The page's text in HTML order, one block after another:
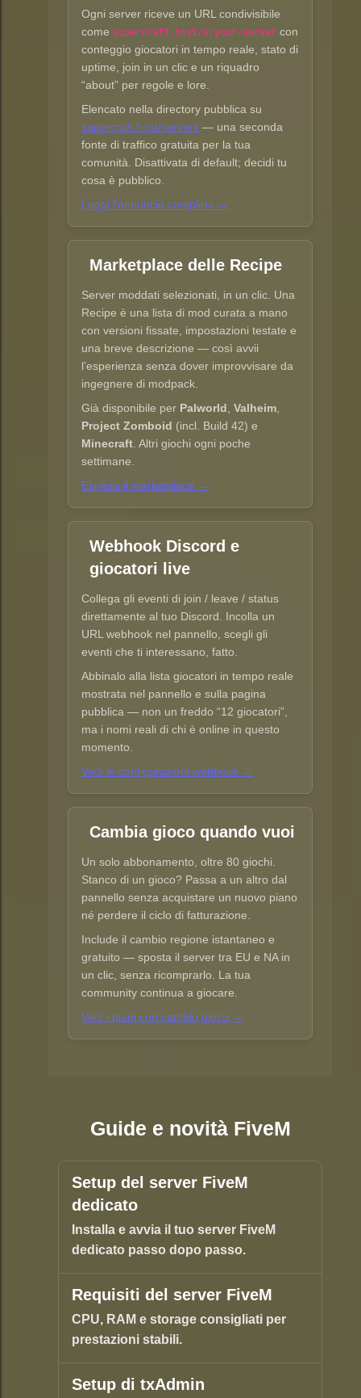
Ogni server riceve un URL condivisibile
come supercraft.host/s/your-server con
conteggio giocatori in tempo reale, stato di
uptime, join in un clic e un riquadro
“about” per regole e lore.
Elencato nella directory pubblica su
supercraft.host/servers — una seconda
fonte di traffico gratuita per la tua
comunità. Disattivata di default; decidi tu
cosa è pubblico.
Leggi l’annuncio completo →
Marketplace delle Recipe
Server moddati selezionati, in un clic. Una
Recipe è una lista di mod curata a mano
con versioni fissate, impostazioni testate e
una breve descrizione — così avvii
l’esperienza senza dover improvvisare da
ingegnere di modpack.
Già disponibile per Palworld, Valheim,
Project Zomboid (incl. Build 42) e
Minecraft. Altri giochi ogni poche
settimane.
Esplora il marketplace →
Webhook Discord e
giocatori live
Collega gli eventi di join / leave / status
direttamente al tuo Discord. Incolla un
URL webhook nel pannello, scegli gli
eventi che ti interessano, fatto.
Abbinalo alla lista giocatori in tempo reale
mostrata nel pannello e sulla pagina
pubblica — non un freddo “12 giocatori”,
ma i nomi reali di chi è online in questo
momento.
Vedi le configurazioni webhook →
Cambia gioco quando vuoi
Un solo abbonamento, oltre 80 giochi.
Stanco di un gioco? Passa a un altro dal
pannello senza acquistare un nuovo piano
né perdere il ciclo di fatturazione.
Include il cambio regione istantaneo e
gratuito — sposta il server tra EU e NA in
un clic, senza ricomprarlo. La tua
community continua a giocare.
Vedi i piani con cambio gioco →
Guide e novità FiveM
Setup del server FiveM
dedicato
Installa e avvia il tuo server FiveM
dedicato passo dopo passo.
Requisiti del server FiveM
CPU, RAM e storage consigliati per
prestazioni stabili.
Setup di txAdmin